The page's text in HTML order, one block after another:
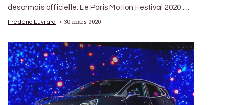
désormais officielle. Le Paris Motion Festival 2020 …
Frédéric Euvrard 30 mars 2020